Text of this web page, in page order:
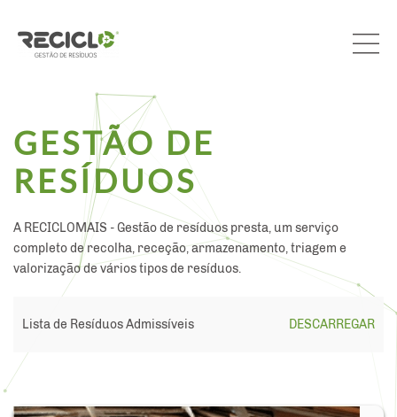
GESTÃO DE
RESÍDUOS
A RECICLOMAIS - Gestão de resíduos presta, um serviço
completo de recolha, receção, armazenamento, triagem e
valorização de vários tipos de resíduos.
Lista de Resíduos Admissíveis DESCARREGAR